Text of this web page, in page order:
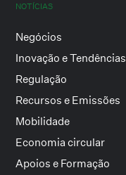
NOTÍCIAS
Negócios
Inovação e Tendências
Regulação
Recursos e Emissões
Mobilidade
Economia circular
Apoios e Formação